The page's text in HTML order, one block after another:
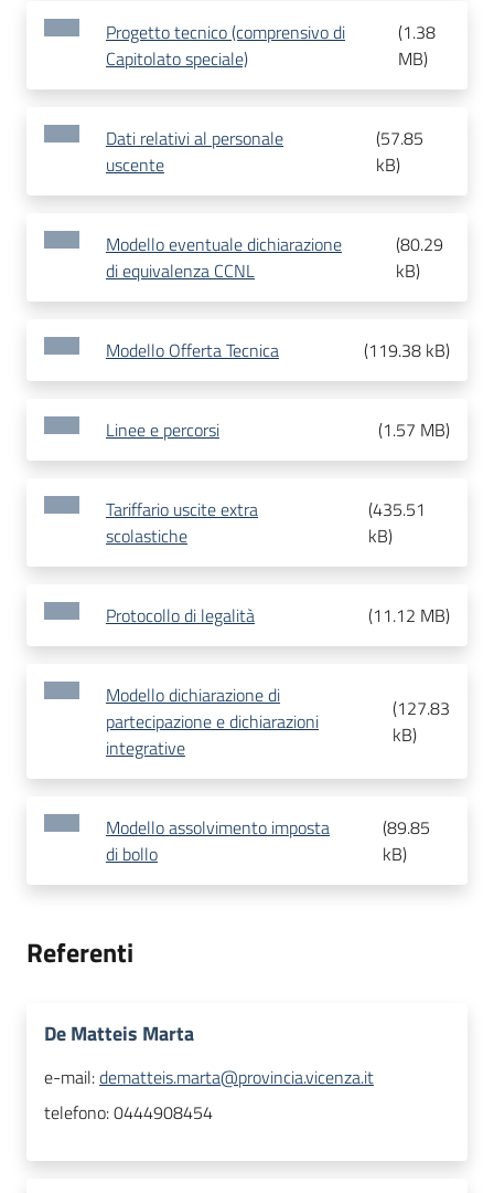
Progetto tecnico (comprensivo di
Capitolato speciale)
(1.38
MB)
Dati relativi al personale
uscente
(57.85
kB)
Modello eventuale dichiarazione
di equivalenza CCNL
(80.29
kB)
Modello Offerta Tecnica (119.38 kB)
Linee e percorsi (1.57 MB)
Tariffario uscite extra
scolastiche
(435.51
kB)
Protocollo di legalità (11.12 MB)
Modello dichiarazione di
partecipazione e dichiarazioni
integrative
(127.83
kB)
Modello assolvimento imposta
di bollo
(89.85
kB)
Referenti
De Matteis Marta
e-mail:dematteis.marta@provincia.vicenza.it
telefono:0444908454